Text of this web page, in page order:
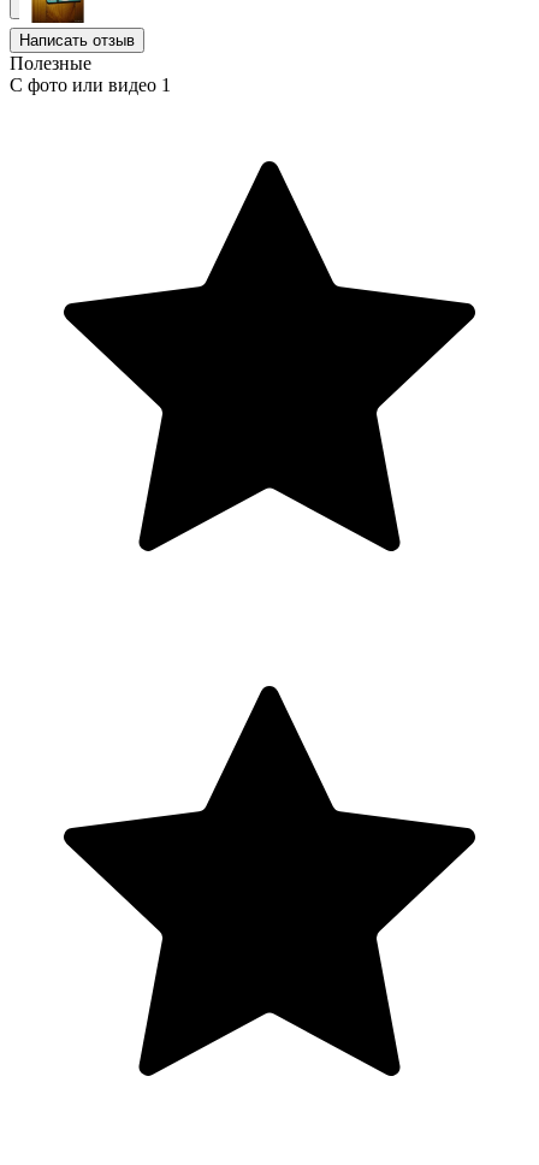
Написать отзыв
Полезные
С фото или видео 1